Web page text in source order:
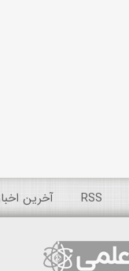
RSS آخرین